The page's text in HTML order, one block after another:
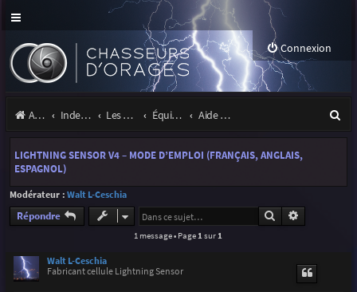
Connexion
Accueil Index du forum Les orages Équipement Aide & support cellules Radio Ham Electronic (Walt)
e
h
LIGHTNING SENSOR V4 – MODE D’EMPLOI (FRANÇAIS, ANGLAIS,
ESPAGNOL)
Modérateur : Walt L-Ceschia
Répondre Rechercher
1 message • Page1sur1
Walt L-Ceschia
Fabricant cellule Lightning Sensor